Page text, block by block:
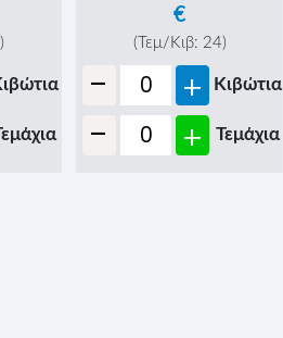
)
€
(Τεμ/Κιβ: 24)
- + Κιβώτια
- + Τεμάχια